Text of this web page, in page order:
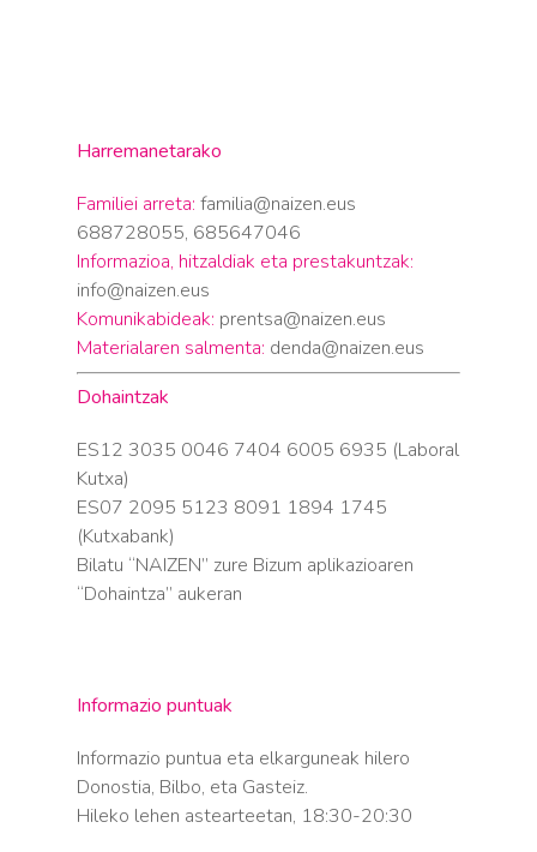
Harremanetarako
Familiei arreta: familia@naizen.eus
688728055, 685647046
Informazioa, hitzaldiak eta prestakuntzak:
info@naizen.eus
Komunikabideak: prentsa@naizen.eus
Materialaren salmenta: denda@naizen.eus
Dohaintzak
ES12 3035 0046 7404 6005 6935 (Laboral
Kutxa)
ES07 2095 5123 8091 1894 1745
(Kutxabank)
Bilatu “NAIZEN” zure Bizum aplikazioaren
“Dohaintza” aukeran
Informazio puntuak
Informazio puntua eta elkarguneak hilero
Donostia, Bilbo, eta Gasteiz.
Hileko lehen astearteetan, 18:30-20:30